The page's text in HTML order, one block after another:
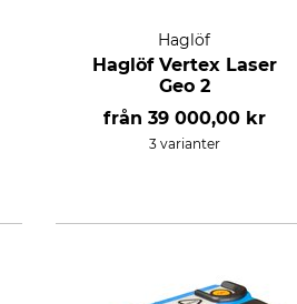
Haglöf
Haglöf Vertex Laser
Geo 2
från 39 000,00 kr
3 varianter